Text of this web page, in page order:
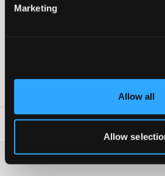
Marketing
Allow all
Allow
Gestrickt
Waschtipps